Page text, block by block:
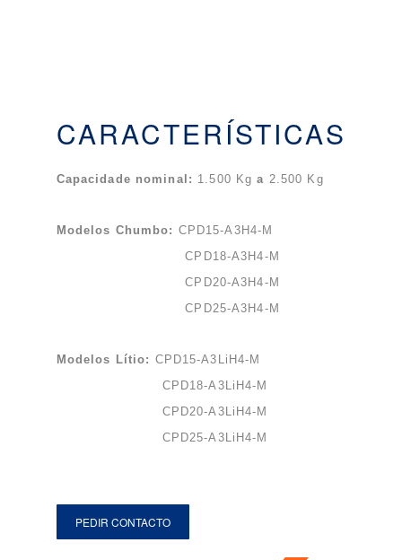
CARACTERÍSTICAS
Capacidade nominal: 1.500 Kga 2.500 Kg
Modelos Chumbo: CPD15-A3H4-M
CPD18-A3H4-M
CPD20-A3H4-M
CPD25-A3H4-M
Modelos Lítio: CPD15-A3LiH4-M
CPD18-A3LiH4-M
CPD20-A3LiH4-M
CPD25-A3LiH4-M
PEDIR CONTACTO